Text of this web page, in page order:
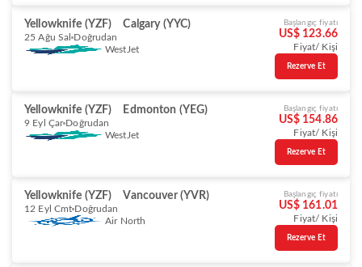
Yellowknife (YZF) Calgary (YYC)
25 Ağu Sal Doğrudan
WestJet
Başlangıç fiyatı
US$ 123.66
Fiyat/ Kişi
Rezerve Et
Yellowknife (YZF) Edmonton (YEG)
9 Eyl Çar Doğrudan
WestJet
Başlangıç fiyatı
US$ 154.86
Fiyat/ Kişi
Rezerve Et
Yellowknife (YZF) Vancouver (YVR)
12 Eyl Cmt Doğrudan
Air North
Başlangıç fiyatı
US$ 161.01
Fiyat/ Kişi
Rezerve Et